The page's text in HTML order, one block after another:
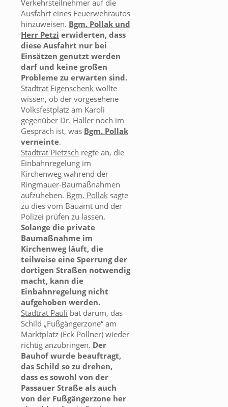
Verkehrsteilnehmer auf die
Ausfahrt eines Feuerwehrautos
hinzuweisen. Bgm. Pollak und
Herr Petzi erwiderten, dass
diese Ausfahrt nur bei
Einsätzen genutzt werden
darf und keine großen
Probleme zu erwarten sind.
Stadtrat Eigenschenk wollte
wissen, ob der vorgesehene
Volksfestplatz am Karoli
gegenüber Dr. Haller noch im
Gespräch ist, was Bgm. Pollak
verneinte.
Stadtrat Pietzsch regte an, die
Einbahnregelung im
Kirchenweg während der
Ringmauer-Baumaßnahmen
aufzuheben. Bgm. Pollak sagte
zu dies vom Bauamt und der
Polizei prüfen zu lassen.
Solange die private
Baumaßnahme im
Kirchenweg läuft, die
teilweise eine Sperrung der
dortigen Straßen notwendig
macht, kann die
Einbahnregelung nicht
aufgehoben werden.
Stadtrat Pauli bat darum, das
Schild „Fußgängerzone“ am
Marktplatz (Eck Pollner) wieder
richtig anzubringen. Der
Bauhof wurde beauftragt,
das Schild so zu drehen,
dass es sowohl von der
Passauer Straße als auch
von der Fußgängerzone her